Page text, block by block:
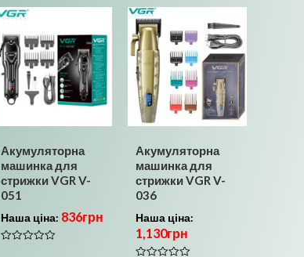
Акумуляторна
машинка для
стрижки VGR V-
051
Наша ціна: 836грн
Акумуляторна
машинка для
стрижки VGR V-
036
Наша ціна:
1,130грн